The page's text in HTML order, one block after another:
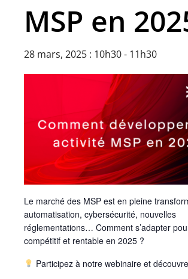
MSP en
28 mars, 2025 : 10h30- 11h30
Le marché des MSP est en pleine
automatisation, cybersécurité, nouvelles
réglementations… Comment s’adapter
compétitif et rentable en 2025 ?
Participez à notre webinaire et